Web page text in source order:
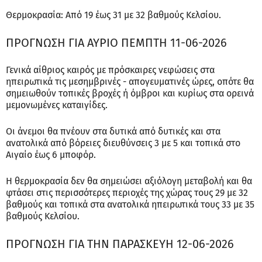
Θερμοκρασία: Από 19 έως 31 με 32 βαθμούς Κελσίου.
ΠΡΟΓΝΩΣΗ ΓΙΑ ΑΥΡΙΟ ΠΕΜΠΤΗ 11-06-2026
Γενικά αίθριος καιρός με πρόσκαιρες νεφώσεις στα
ηπειρωτικά τις μεσημβρινές - απογευματινές ώρες, οπότε θα
σημειωθούν τοπικές βροχές ή όμβροι και κυρίως στα ορεινά
μεμονωμένες καταιγίδες.
Οι άνεμοι θα πνέουν στα δυτικά από δυτικές και στα
ανατολικά από βόρειες διευθύνσεις 3 με 5 και τοπικά στο
Αιγαίο έως 6 μποφόρ.
Η θερμοκρασία δεν θα σημειώσει αξιόλογη μεταβολή και θα
φτάσει στις περισσότερες περιοχές της χώρας τους 29 με 32
βαθμούς και τοπικά στα ανατολικά ηπειρωτικά τους 33 με 35
βαθμούς Κελσίου.
ΠΡΟΓΝΩΣΗ ΓΙΑ ΤΗΝ ΠΑΡΑΣΚΕΥΗ 12-06-2026